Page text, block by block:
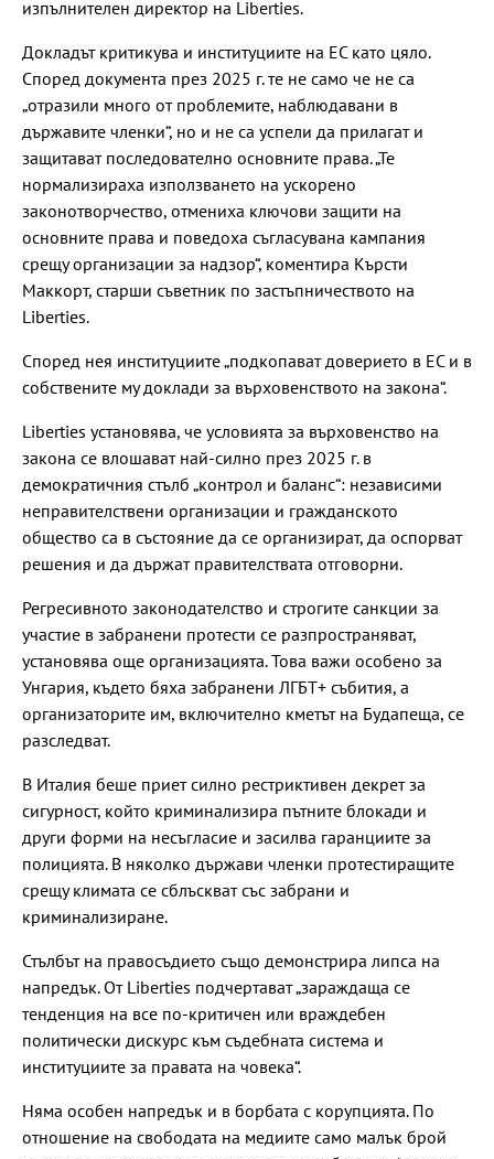
изпълнителен директор на Liberties.
Докладът критикува и институциите на ЕС като цяло.
Според документа през 2025 г. те не само че не са
„отразили много от проблемите, наблюдавани в
държавите членки“, но и не са успели да прилагат и
защитават последователно основните права. „Те
нормализираха използването на ускорено
законотворчество, отмениха ключови защити на
основните права и поведоха съгласувана кампания
срещу организации за надзор“, коментира Кърсти
Маккорт, старши съветник по застъпничеството на
Liberties.
Според нея институциите „подкопават доверието в ЕС и в
собствените му доклади за върховенството на закона“.
Liberties установява, че условията за върховенство на
закона се влошават най-силно през 2025 г. в
демократичния стълб „контрол и баланс“: независими
неправителствени организации и гражданското
общество са в състояние да се организират, да оспорват
решения и да държат правителствата отговорни.
Регресивното законодателство и строгите санкции за
участие в забранени протести се разпространяват,
установява още организацията. Това важи особено за
Унгария, където бяха забранени ЛГБТ+ събития, а
организаторите им, включително кметът на Будапеща, се
разследват.
В Италия беше приет силно рестриктивен декрет за
сигурност, който криминализира пътните блокади и
други форми на несъгласие и засилва гаранциите за
полицията. В няколко държави членки протестиращите
срещу климата се сблъскват със забрани и
криминализиране.
Стълбът на правосъдието също демонстрира липса на
напредък. От Liberties подчертават „зараждаща се
тенденция на все по-критичен или враждебен
политически дискурс към съдебната система и
институциите за правата на човека“.
Няма особен напредък и в борбата с корупцията. По
отношение на свободата на медиите само малък брой